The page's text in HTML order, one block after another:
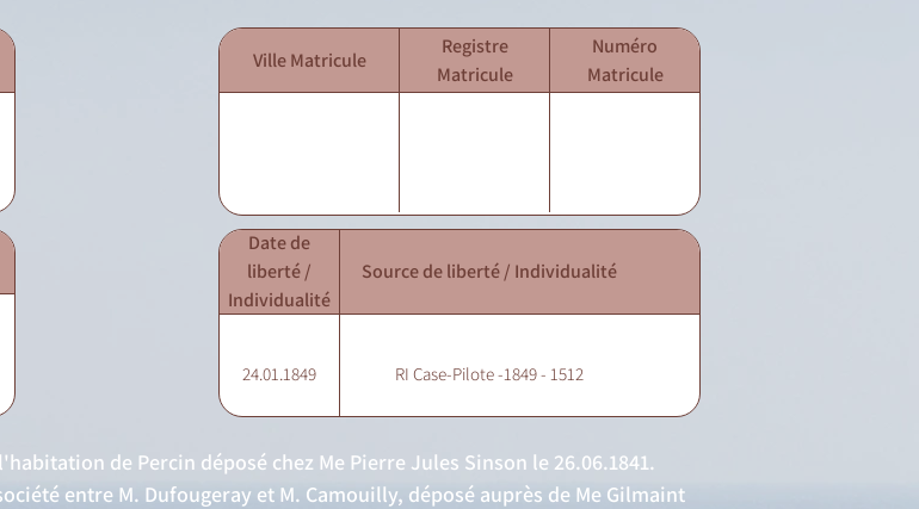
Ville Matricule
Registre
Matricule
Numéro
Matricule
Date de
liberté /
Individualité
Source de liberté / Individualité
24.01.1849 RI Case-Pilote -1849 - 1512
de Percin déposé chez Me Pierre Jules Sinson le 26.06.1841.
entre M. Dufougeray et M. Camouilly, déposé auprès de Me Gilmaint